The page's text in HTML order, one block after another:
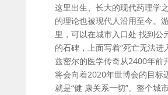
这里出生、长大的现代药理学
的理论也被现代人沿用至今。
里，可以在城市入口处 找到公
的石碑，上面写着“死亡无法进
兹密尔的医学传奇从2400年前
将会向着2020年世博会的目标
就是“健 康关系一切”。整个城